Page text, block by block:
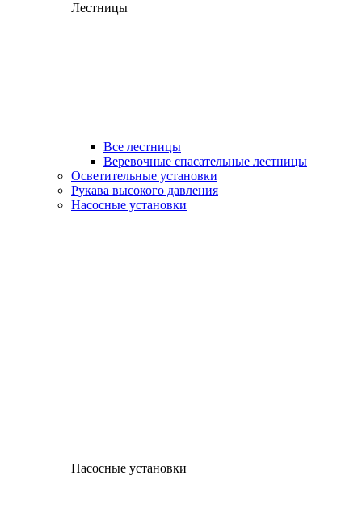
Лестницы
Все лестницы
Веревочные спасательные лестницы
Осветительные установки
Рукава высокого давления
Насосные установки
Насосные установки